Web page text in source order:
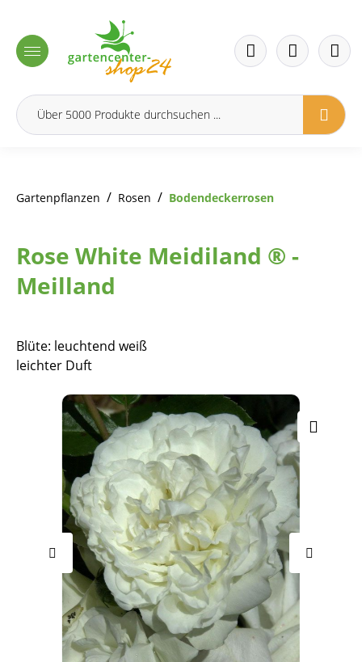
Gartenpflanzen / Rosen / Bodendeckerrosen
Rose White Meidiland ® -
Meilland
Blüte: leuchtend weiß
leichter Duft